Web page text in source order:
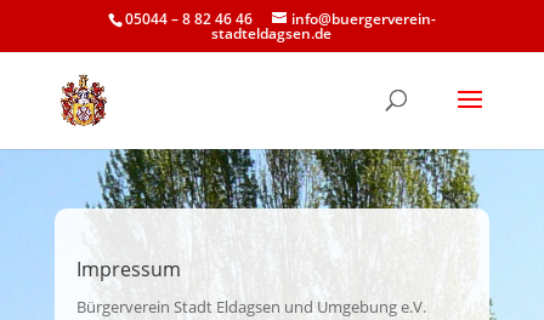
05044 – 8 82 46 46 info@buergerverein-
stadteldagsen.de
Impressum
Bürgerverein Stadt Eldagsen und Umgebung e.V.